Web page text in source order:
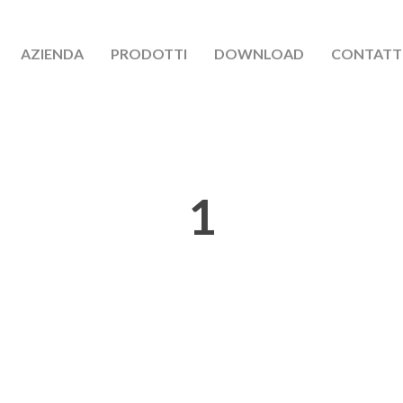
AZIENDA PRODOTTI DOWNLOAD
1